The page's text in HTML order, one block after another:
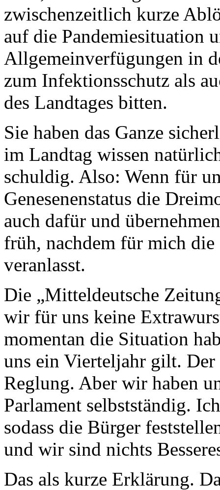
zwischenzeitlich kurze
auf die Pandemiesituation
Allgemeinverfügungen in
zum Infektionsschutz als
des Landtages bitten.
Sie haben das Ganze
im Landtag wissen
schuldig. Also: Wenn für
Genesenenstatus die
auch dafür und
früh, nachdem für mich
veranlasst.
Die „Mitteldeutsche
wir für uns keine
momentan die Situation
uns ein Vierteljahr gilt. Der
Reglung. Aber wir haben
Parlament selbstständig.
sodass die Bürger
und wir sind nichts
Das als kurze Erklärung.